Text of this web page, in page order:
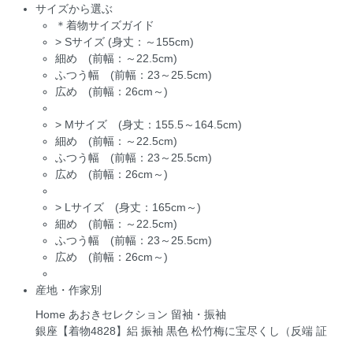
サイズから選ぶ
＊着物サイズガイド
> Sサイズ (身丈：～155cm)
細め (前幅：～22.5cm)
ふつう幅 (前幅：23～25.5cm)
広め (前幅：26cm～)
> Mサイズ (身丈：155.5～164.5cm)
細め (前幅：～22.5cm)
ふつう幅 (前幅：23～25.5cm)
広め (前幅：26cm～)
> Lサイズ (身丈：165cm～)
細め (前幅：～22.5cm)
ふつう幅 (前幅：23～25.5cm)
広め (前幅：26cm～)
産地・作家別
Home あおきセレクション 留袖・振袖
銀座【着物4828】絽 振袖 黒色 松竹梅に宝尽くし（反端 証